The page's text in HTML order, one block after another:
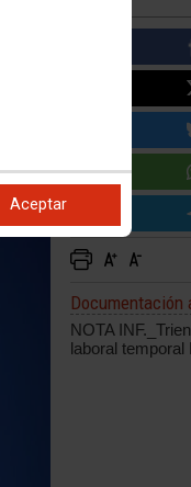
Aceptar
Documentación
NOTA
laboral temporal